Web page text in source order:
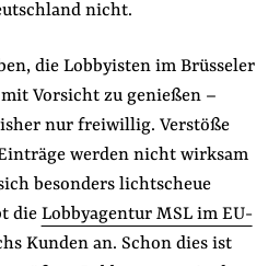
nicht.
die Lobbyisten im Brüsseler
Vorsicht zu genießen –
nur freiwillig. Verstöße
werden nicht wirksam
besonders lichtscheue
die Lobbyagentur MSL im EU-
Kunden an. Schon dies ist